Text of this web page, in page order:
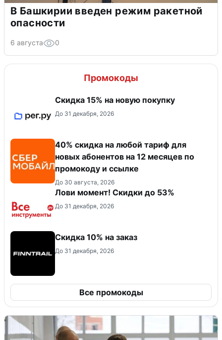
В Башкирии введен режим ракетной
опасности
6 августа 0
Промокоды
Скидка 15% на новую покупку
До 31 декабря, 2026
40% скидка на любой тариф для
новых абонентов на 12 месяцев по
промокоду и ссылке
До 30 августа, 2026
Лови момент! Скидки до 53%
До 31 декабря, 2026
Скидка 10% на заказ
До 31 декабря, 2026
Все промокоды